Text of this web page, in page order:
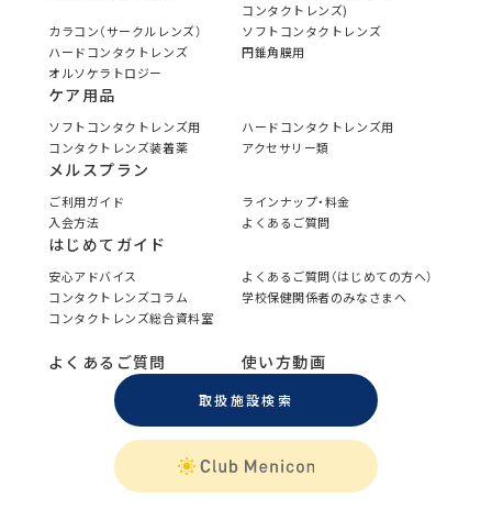
コンタクトレンズ)
カラコン（サークルレンズ）
ソフトコンタクトレンズ
ハードコンタクトレンズ
円錐角膜用
オルソケラトロジー
ケア用品
ソフトコンタクトレンズ用
ハードコンタクトレンズ用
コンタクトレンズ装着薬
アクセサリー類
メルスプラン
ご利用ガイド
ラインナップ・料金
入会方法
よくあるご質問
はじめてガイド
安心アドバイス
よくあるご質問（はじめての方へ）
コンタクトレンズコラム
学校保健関係者のみなさまへ
コンタクトレンズ総合資料室
よくあるご質問 使い方動画
取扱施設検索